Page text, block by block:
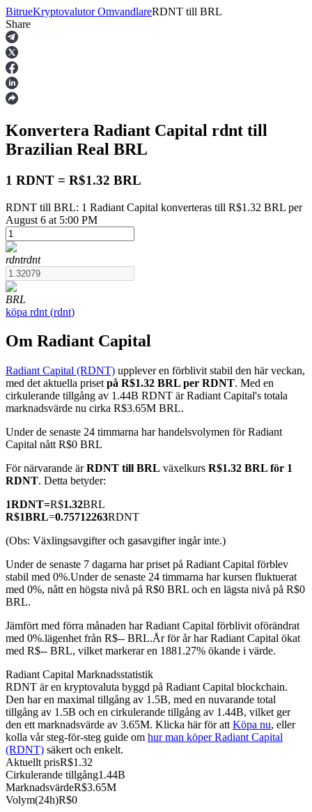
Terminer
USDT Futures
COIN-M Futures
Futures för kryptovaluta
TradFi
Derivat för aktier, valuta, ädelmetaller och råvaror
Futures med USDC som säkerhet
Kopiera Trading
Gå med de bästa handlarna
BitrueKryptovalutor OmvandlareRDNT till BRL
Share
Konvertera Radiant Capital rdnt till
Brazilian Real BRL
1 RDNT = R$1.32 BRL
RDNT till BRL: 1 Radiant Capital konverteras till R$1.32 BRL per
August 6 at 5:00 PM
rdntrdnt
BRL
köpa rdnt (rdnt)
Om Radiant Capital
Radiant Capital (RDNT) upplever en förblivit stabil den här veckan,
med det aktuella priset på R$1.32 BRL per RDNT. Med en
cirkulerande tillgång av 1.44B RDNT är Radiant Capital's totala
marknadsvärde nu cirka R$3.65M BRL.
Under de senaste 24 timmarna har handelsvolymen för Radiant
Capital nått R$0 BRL
För närvarande ärRDNT till BRL växelkurs R$1.32 BRL för 1
RDNT. Detta betyder:
1RDNT=R$1.32BRL
R$1BRL=0.75712263RDNT
(Obs: Växlingsavgifter och gasavgifter ingår inte.)
Under de senaste 7 dagarna har priset på Radiant Capital förblev
stabil med 0%.Under de senaste 24 timmarna har kursen fluktuerat
med 0%, nått en högsta nivå på R$0 BRL och en lägsta nivå på R$0
BRL.
Jämfört med förra månaden har Radiant Capital förblivit oförändrat
med 0%.lägenhet från R$-- BRL.År för år har Radiant Capital ökat
med R$-- BRL, vilket markerar en 1881.27% ökande i värde.
Radiant Capital Marknadsstatistik
RDNT är en kryptovaluta byggd på Radiant Capital blockchain.
Den har en maximal tillgång av 1.5B, med en nuvarande total
tillgång av 1.5B och en cirkulerande tillgång av 1.44B, vilket ger
den ett marknadsvärde av 3.65M. Klicka här för att Köpa nu, eller
kolla vår steg-för-steg guide om hur man köper Radiant Capital
(RDNT) säkert och enkelt.
Aktuellt prisR$1.32
Cirkulerande tillgång1.44B
MarknadsvärdeR$3.65M
Volym(24h)R$0